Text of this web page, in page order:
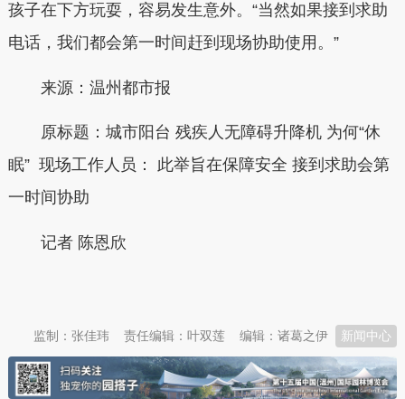
孩子在下方玩耍，容易发生意外。“当然如果接到求助
电话，我们都会第一时间赶到现场协助使用。”
来源：温州都市报
原标题：城市阳台 残疾人无障碍升降机 为何“休
眠” 现场工作人员： 此举旨在保障安全 接到求助会第
一时间协助
记者 陈恩欣
新闻中心
编辑：诸葛之伊
责任编辑：叶双莲
监制：张佳玮